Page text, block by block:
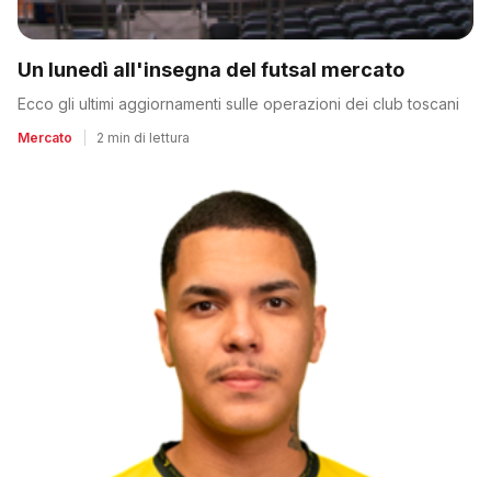
Un lunedì all'insegna del futsal mercato
Ecco gli ultimi aggiornamenti sulle operazioni dei club toscani
Mercato 2 min di lettura